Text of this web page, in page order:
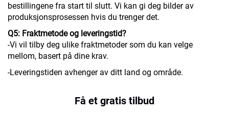
bestillingene fra start til slutt. Vi kan gi deg bilder av
produksjonsprosessen hvis du trenger det.
Q5: Fraktmetode og leveringstid?
-Vi vil tilby deg ulike fraktmetoder som du kan velge
mellom, basert på dine krav.
-Leveringstiden avhenger av ditt land og område.
Få et gratis tilbud